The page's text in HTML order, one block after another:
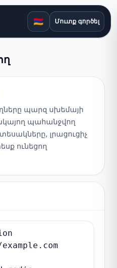
գործիքներ
🇦🇲 Մուտք գործել
պարզ սխեմայի
պահանջվող
լրացուցիչ
ունեցող